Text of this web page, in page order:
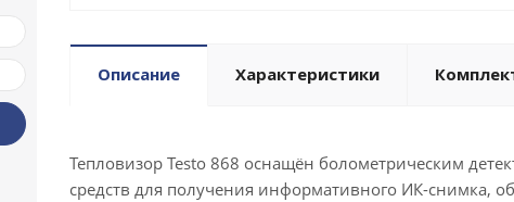
Описание Характеристики
Тепловизор Testo 868 оснащён болометрическим
средств для получения информативного ИК-снимка,